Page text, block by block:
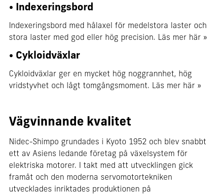
• Indexeringsbord
Indexeringsbord med hålaxel för medelstora laster och
stora laster med god eller hög precision. Läs mer här»
• Cykloidväxlar
Cykloidväxlar ger en mycket hög noggrannhet, hög
vridstyvhet och lågt tomgångsmoment. Läs mer här»
Vägvinnande kvalitet
Nidec-Shimpo grundades i Kyoto 1952 och blev snabbt
ett av Asiens ledande företag på växelsystem för
elektriska motorer. I takt med att utvecklingen gick
framåt och den moderna servomotortekniken
utvecklades inriktades produktionen på